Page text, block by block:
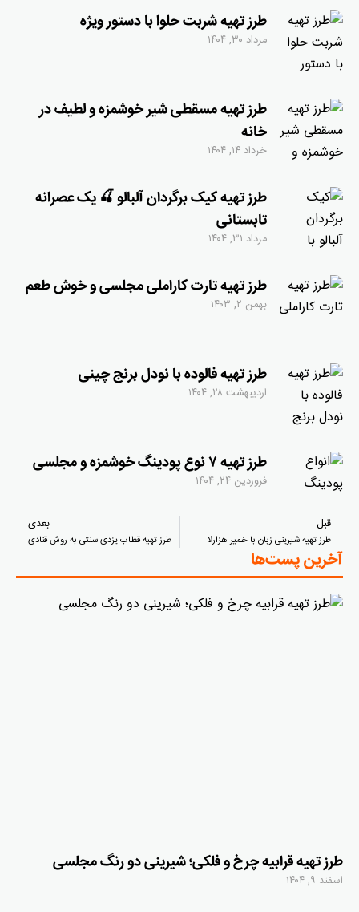
طرز تهیه شربت حلوا با دستور ویژه
مرداد ۳۰, ۱۴۰۴
طرز تهیه مسقطی شیر خوشمزه و لطیف در
خانه
خرداد ۱۴, ۱۴۰۴
طرز تهیه کیک برگردان آلبالو 🍒 یک عصرانه
تابستانی
مرداد ۳۱, ۱۴۰۴
طرز تهیه تارت کاراملی مجلسی و خوش طعم
بهمن ۲, ۱۴۰۳
طرز تهیه فالوده با نودل برنج چینی
اردیبهشت ۲۸, ۱۴۰۴
طرز تهیه ۷ نوع پودینگ خوشمزه و مجلسی
فروردین ۲۴, ۱۴۰۴
قبل
طرز تهیه شیرینی زبان با خمیر هزارلا
بعدی
طرز تهیه قطاب یزدی سنتی به روش قنادی
آخرین پست‌ها
طرز تهیه قرابیه چرخ و فلکی؛ شیرینی دو رنگ مجلسی
اسفند ۹, ۱۴۰۴